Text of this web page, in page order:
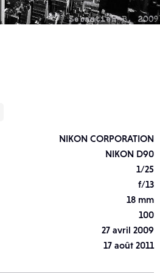
NIKON CORPORATION
NIKON D90
1/25
f/13
18 mm
100
27 avril 2009
17 août 2011